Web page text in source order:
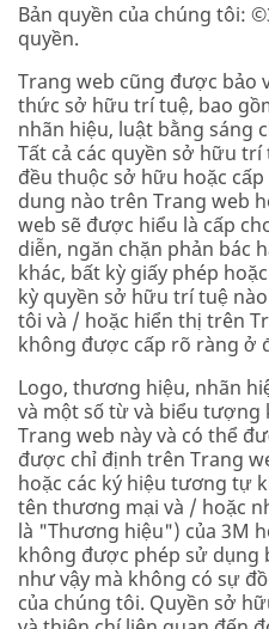
Bản quyền của chúng tôi:
quyền.
Trang web cũng được bảo
thức sở hữu trí tuệ, bao
nhãn hiệu, luật bằng sáng
Tất cả các quyền sở hữu
đều thuộc sở hữu hoặc
dung nào trên Trang web
web sẽ được hiểu là cấp
diễn, ngăn chặn phản bác
khác, bất kỳ giấy phép
kỳ quyền sở hữu trí tuệ
tôi và / hoặc hiển thị trên
không được cấp rõ ràng ở
Logo, thương hiệu, nhãn
và một số từ và biểu
Trang web này và có thể
được chỉ định trên Trang
hoặc các ký hiệu tương tự
tên thương mại và / hoặc
là "Thương hiệu") của 3M
không được phép sử dụng
như vậy mà không có sự
của chúng tôi. Quyền sở